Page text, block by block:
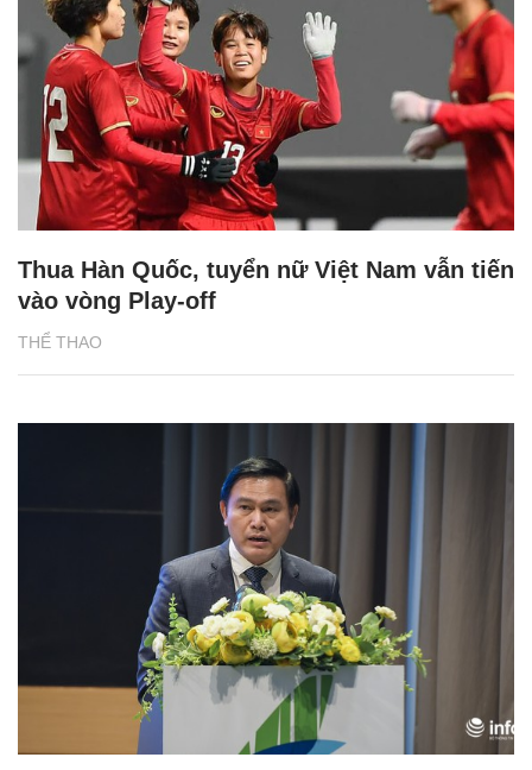
THỂ THAO
Thua Hàn Quốc, tuyển nữ Việt Nam vẫn tiến
vào vòng Play-off